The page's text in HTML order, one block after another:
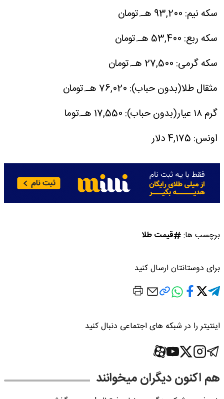
سکه نیم: 93,200 هـ.تومان
سکه ربع: 53,400 هـ.تومان
سکه گرمی: 27,500 هـ.تومان
مثقال طلا(بدون حباب): 76,020 هـ.تومان
گرم ۱۸ عیار(بدون حباب): 17,550 هـ.توما
اونس: 4,175 دلار
برچسب ها: قیمت طلا
برای دوستانتان ارسال کنید
اینتیتر را در شبکه های اجتماعی دنبال کنید
هم اکنون دیگران میخوانند